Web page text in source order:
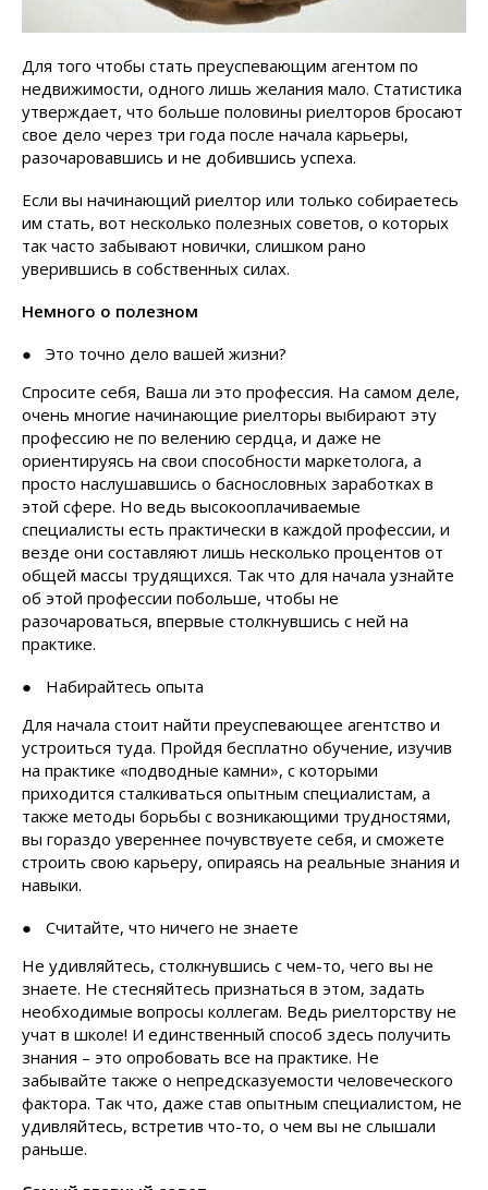
Для того чтобы стать преуспевающим агентом по
недвижимости, одного лишь желания мало. Статистика
утверждает, что больше половины риелторов бросают
свое дело через три года после начала карьеры,
разочаровавшись и не добившись успеха.
Если вы начинающий риелтор или только собираетесь
им стать, вот несколько полезных советов, о которых
так часто забывают новички, слишком рано
уверившись в собственных силах.
Немного о полезном
Это точно дело вашей жизни?
Спросите себя, Ваша ли это профессия. На самом деле,
очень многие начинающие риелторы выбирают эту
профессию не по велению сердца, и даже не
ориентируясь на свои способности маркетолога, а
просто наслушавшись о баснословных заработках в
этой сфере. Но ведь высокооплачиваемые
специалисты есть практически в каждой профессии, и
везде они составляют лишь несколько процентов от
общей массы трудящихся. Так что для начала узнайте
об этой профессии побольше, чтобы не
разочароваться, впервые столкнувшись с ней на
практике.
Набирайтесь опыта
Для начала стоит найти преуспевающее агентство и
устроиться туда. Пройдя бесплатно обучение, изучив
на практике «подводные камни», с которыми
приходится сталкиваться опытным специалистам, а
также методы борьбы с возникающими трудностями,
вы гораздо увереннее почувствуете себя, и сможете
строить свою карьеру, опираясь на реальные знания и
навыки.
Считайте, что ничего не знаете
Не удивляйтесь, столкнувшись с чем-то, чего вы не
знаете. Не стесняйтесь признаться в этом, задать
необходимые вопросы коллегам. Ведь риелторству не
учат в школе! И единственный способ здесь получить
знания – это опробовать все на практике. Не
забывайте также о непредсказуемости человеческого
фактора. Так что, даже став опытным специалистом, не
удивляйтесь, встретив что-то, о чем вы не слышали
раньше.